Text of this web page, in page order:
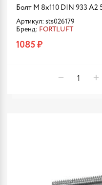
Болт М 8х110 DIN 933 A2
Артикул: sts026179
Бренд: FORTLUFT
1085 ₽